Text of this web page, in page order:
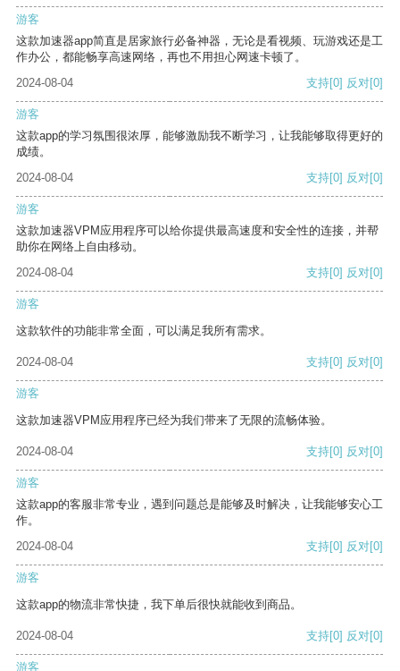
游客
这款加速器app简直是居家旅行必备神器，无论是看视频、玩游戏还是工
作办公，都能畅享高速网络，再也不用担心网速卡顿了。
2024-08-04
支持[0] 反对[0]
游客
这款app的学习氛围很浓厚，能够激励我不断学习，让我能够取得更好的
成绩。
2024-08-04
支持[0] 反对[0]
游客
这款加速器VPM应用程序可以给你提供最高速度和安全性的连接，并帮
助你在网络上自由移动。
2024-08-04
支持[0] 反对[0]
游客
这款软件的功能非常全面，可以满足我所有需求。
2024-08-04 支持[0] 反对[0]
游客
这款加速器VPM应用程序已经为我们带来了无限的流畅体验。
2024-08-04 支持[0] 反对[0]
游客
这款app的客服非常专业，遇到问题总是能够及时解决，让我能够安心工
作。
2024-08-04
支持[0] 反对[0]
游客
这款app的物流非常快捷，我下单后很快就能收到商品。
2024-08-04 支持[0] 反对[0]
游客